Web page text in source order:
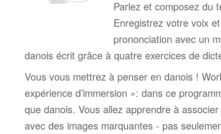
Parlez et composez du
Enregistrez votre voix
prononciation avec un
danois écrit grâce à quatre exercices de
Vous vous mettrez à penser en danois !
expérience d’immersion »: dans ce
que danois. Vous allez apprendre à
avec des images marquantes - pas